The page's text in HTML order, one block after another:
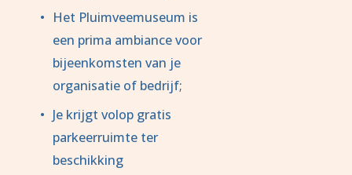
Het Pluimveemuseum is
een prima ambiance voor
bijeenkomsten van je
organisatie of bedrijf;
Je krijgt volop gratis
parkeerruimte ter
beschikking